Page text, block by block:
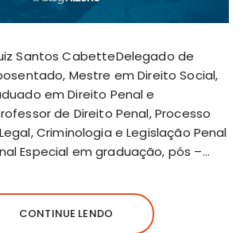
Santos CabetteDelegado de
Mestre em Direito Social,
em Direito Penal e
de Direito Penal, Processo
Criminologia e Legislação Penal
Especial em graduação, pós –…
CONTINUE LENDO